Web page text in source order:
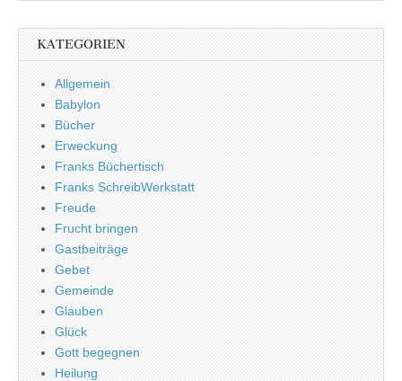
KATEGORIEN
Allgemein
Babylon
Bücher
Erweckung
Franks Büchertisch
Franks SchreibWerkstatt
Freude
Frucht bringen
Gastbeiträge
Gebet
Gemeinde
Glauben
Glück
Gott begegnen
Heilung